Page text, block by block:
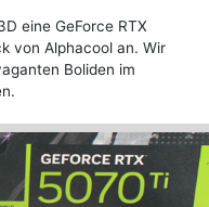
eine GeForce RTX
von Alphacool an. Wir
Boliden im